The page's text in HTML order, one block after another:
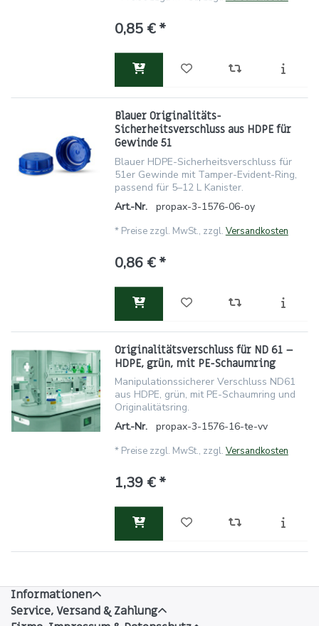
0,85 € *
Blauer Originalitäts-
Sicherheitsverschluss aus HDPE für
Gewinde 51
Blauer HDPE-Sicherheitsverschluss für
51er Gewinde mit Tamper-Evident-Ring,
passend für 5–12 L Kanister.
Art.-Nr.
propax-3-1576-06-oy
* Preise zzgl. MwSt., zzgl. Versandkosten
0,86 € *
Originalitätsverschluss für ND 61 –
HDPE, grün, mit PE-Schaumring
Manipulationssicherer Verschluss ND61
aus HDPE, grün, mit PE-Schaumring und
Originalitätsring.
Art.-Nr.
propax-3-1576-16-te-vv
* Preise zzgl. MwSt., zzgl. Versandkosten
1,39 € *
Informationen
Service, Versand & Zahlung